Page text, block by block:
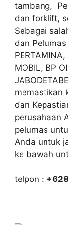
tambang,
dan forklift,
Sebagai
dan Pelumas
PERTAMINA,
MOBIL, BP
memastikan
dan
perusahaan
pelumas
Anda untuk
ke bawah
telpon :